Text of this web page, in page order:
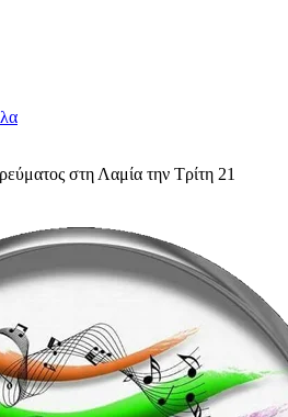
στη Λαμία την Τρίτη 21